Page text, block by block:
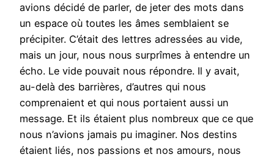
avions décidé de parler, de jeter des mots dans
un espace où toutes les âmes semblaient se
précipiter. C’était des lettres adressées au vide,
mais un jour, nous nous surprîmes à entendre un
écho. Le vide pouvait nous répondre. Il y avait,
au-delà des barrières, d’autres qui nous
comprenaient et qui nous portaient aussi un
message. Et ils étaient plus nombreux que ce que
nous n’avions jamais pu imaginer. Nos destins
étaient liés, nos passions et nos amours, nous